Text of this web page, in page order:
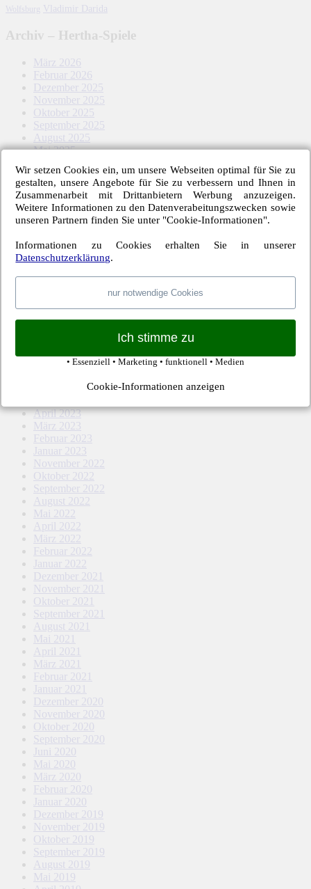
Wolfsburg Vladimir Darida
Archiv – Hertha-Spiele
März 2026
Februar 2026
Dezember 2025
November 2025
Oktober 2025
September 2025
August 2025
Mai 2025
März 2025
Februar 2025
Januar 2025
Dezember 2024
November 2024
September 2024
August 2024
Mai 2024
Februar 2024
Oktober 2023
August 2023
April 2023
März 2023
Februar 2023
Januar 2023
November 2022
Oktober 2022
September 2022
August 2022
Mai 2022
April 2022
März 2022
Februar 2022
Januar 2022
Dezember 2021
November 2021
Oktober 2021
September 2021
August 2021
Mai 2021
April 2021
März 2021
Februar 2021
Januar 2021
Dezember 2020
November 2020
Oktober 2020
September 2020
Juni 2020
Mai 2020
März 2020
Februar 2020
Januar 2020
Dezember 2019
November 2019
Oktober 2019
September 2019
August 2019
Mai 2019
Wir setzen Cookies ein, um unsere Webseiten optimal für Sie zu
gestalten, unsere Angebote für Sie zu verbessern und Ihnen in
Zusammenarbeit mit Drittanbietern Werbung anzuzeigen.
Weitere Informationen zu den Datenverabeitungszwecken sowie
unseren Partnern finden Sie unter "Cookie-Informationen".
Informationen zu Cookies erhalten Sie in unserer
Datenschutzerklärung.
nur notwendige Cookies
Ich stimme zu
• Essenziell • Marketing • funktionell • Medien
Cookie-Informationen anzeigen